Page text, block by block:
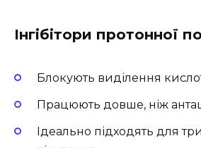
Інгібітори протонної
Блокують виділення
Працюють довше, ніж
Ідеально підходять для